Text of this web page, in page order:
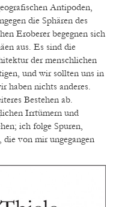
Antipoden,
die Sphären des
Eroberer begegnen sich
aus. Es sind die
der menschlichen
und wir sollten uns in
haben nichts anderes.
Bestehen ab.
Irrtümern und
ich folge Spuren,
die von mir ungegangen